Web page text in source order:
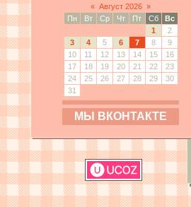
« Август 2026 »
Пн
Вт Ср Чт Пт Сб
Вс
1
2
3
4 5 6 7 8
9
10
11 12 13 14 15
16
17
18 19 20 21 22
23
24
25 26 27 28 29
30
31
МЫ ВКОНТАКТЕ